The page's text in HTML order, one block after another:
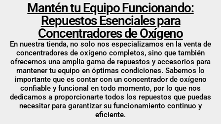
Mantén tu Equipo Funcionando:
Repuestos Esenciales para
Concentradores de Oxígeno
En nuestra tienda, no solo nos especializamos en la venta de
concentradores de oxígeno completos, sino que también
ofrecemos una amplia gama de repuestos y accesorios para
mantener tu equipo en óptimas condiciones. Sabemos lo
importante que es contar con un concentrador de oxígeno
confiable y funcional en todo momento, por lo que nos
dedicamos a proporcionarte todos los repuestos que puedas
necesitar para garantizar su funcionamiento continuo y
eficiente.